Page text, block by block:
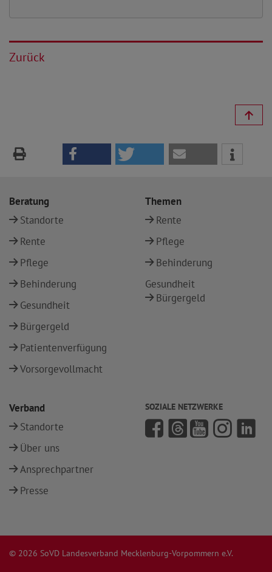
Zurück
Beratung
Standorte
Rente
Pflege
Behinderung
Gesundheit
Bürgergeld
Patientenverfügung
Vorsorgevollmacht
Themen
Rente
Pflege
Behinderung
Gesundheit
Bürgergeld
Verband
Standorte
Über uns
Ansprechpartner
Presse
SOZIALE NETZWERKE
© 2026 SoVD Landesverband Mecklenburg-Vorpommern e.V.